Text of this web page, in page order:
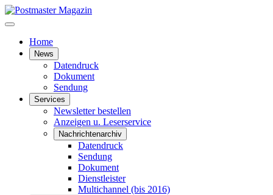
Home
News
Datendruck
Dokument
Sendung
Services
Newsletter bestellen
Anzeigen u. Leserservice
Nachrichtenarchiv
Datendruck
Sendung
Dokument
Dienstleister
Multichannel (bis 2016)